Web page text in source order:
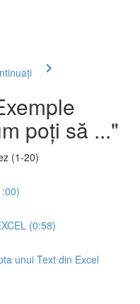
poți să ..."
(1-20)
(0:58)
unui Text din Excel